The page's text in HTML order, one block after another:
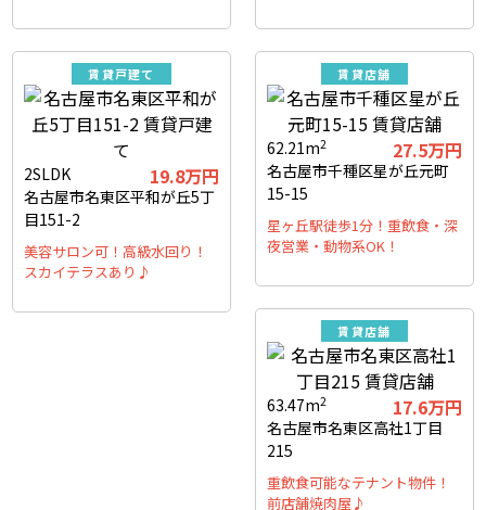
賃貸戸建て
2SLDK 19.8万円
名古屋市名東区平和が丘5丁
目151-2
美容サロン可！高級水回り！
スカイテラスあり♪
賃貸店舗
62.21m2 27.5万円
名古屋市千種区星が丘元町
15-15
星ヶ丘駅徒歩1分！重飲食・深
夜営業・動物系OK！
賃貸店舗
63.47m2 17.6万円
名古屋市名東区高社1丁目
215
重飲食可能なテナント物件！
前店舗焼肉屋♪